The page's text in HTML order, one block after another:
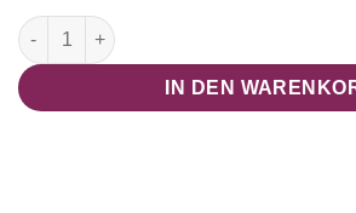
Krepppapier Streamer, blau/braun/gold
IN DEN